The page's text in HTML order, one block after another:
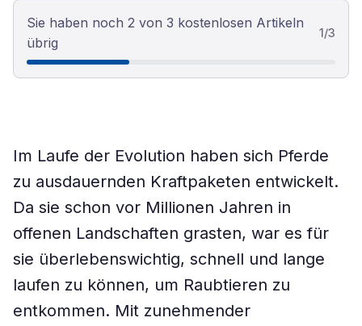
Sie haben noch 2 von 3 kostenlosen Artikeln
übrig
1/3
Im Laufe der Evolution haben sich Pferde
zu ausdauernden Kraftpaketen entwickelt.
Da sie schon vor Millionen Jahren in
offenen Landschaften grasten, war es für
sie überlebenswichtig, schnell und lange
laufen zu können, um Raubtieren zu
entkommen. Mit zunehmender